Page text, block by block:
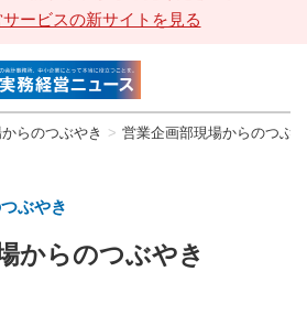
サービスの新サイトを見る
らのつぶやき 営業企画部現場からのつぶ
ぶやき
からのつぶやき